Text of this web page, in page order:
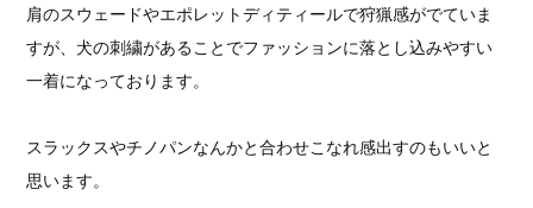
肩のスウェードやエポレットディティールで狩猟感がでていま
すが、犬の刺繍があることでファッションに落とし込みやすい
一着になっております。
スラックスやチノパンなんかと合わせこなれ感出すのもいいと
思います。